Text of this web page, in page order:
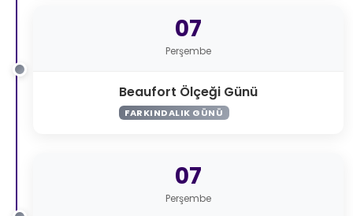
07
Perşembe
Beaufort Ölçeği Günü
FARKINDALIK GÜNÜ
07
Perşembe